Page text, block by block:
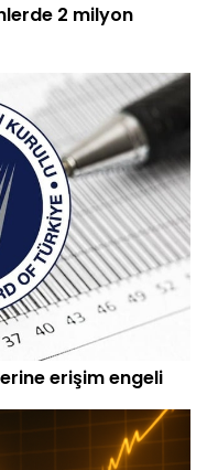
2 milyon
erişim engeli